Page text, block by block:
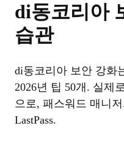
di동코리아
습관
di동코리아 보안 강화
2026년 팁 50개. 실제
으로, 패스워드 매니
LastPass.